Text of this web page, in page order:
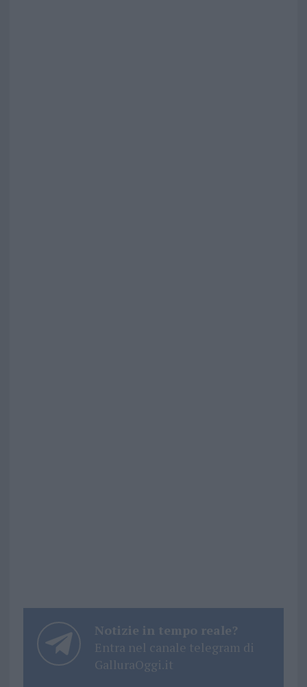
Notizie in tempo reale?
Entra nel canale telegram di
GalluraOggi.it